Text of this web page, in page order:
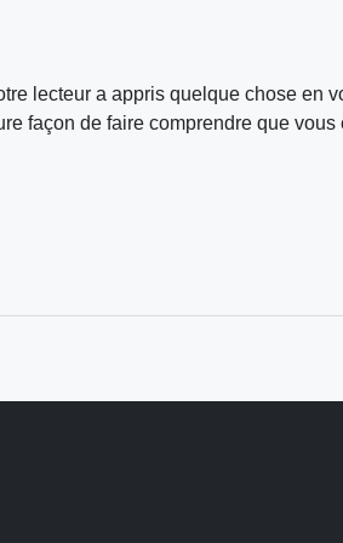
lecteur a appris quelque chose en
façon de faire comprendre que vous